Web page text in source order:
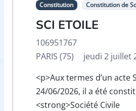
Constitution Constitution de
SCI ETOILE
106951767
PARIS (75)
jeudi 2 juillet
<p>Aux termes d’un acte
24/06/2026, il a été
<strong>Société Civile